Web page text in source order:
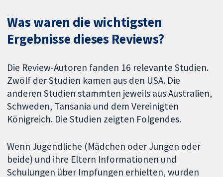
Was waren die wichtigsten
Ergebnisse dieses Reviews?
Die Review-Autoren fanden 16 relevante Studien.
Zwölf der Studien kamen aus den USA. Die
anderen Studien stammten jeweils aus Australien,
Schweden, Tansania und dem Vereinigten
Königreich. Die Studien zeigten Folgendes.
Wenn Jugendliche (Mädchen oder Jungen oder
beide) und ihre Eltern Informationen und
Schulungen über Impfungen erhielten, wurden